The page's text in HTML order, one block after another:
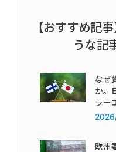
【おすすめ記
うな記
なぜ
か。
ラー
欧州